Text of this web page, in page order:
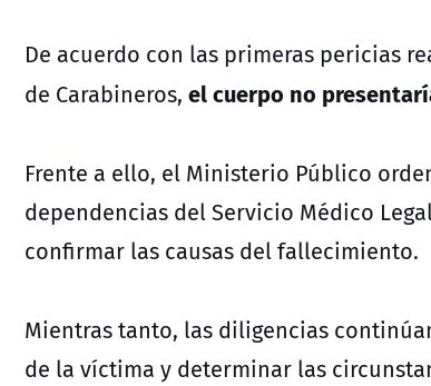
De acuerdo con las primeras pericias
de Carabineros, el cuerpo no
Frente a ello, el Ministerio Público
dependencias del Servicio Médico
confirmar las causas del fallecimiento.
Mientras tanto, las diligencias
de la víctima y determinar las